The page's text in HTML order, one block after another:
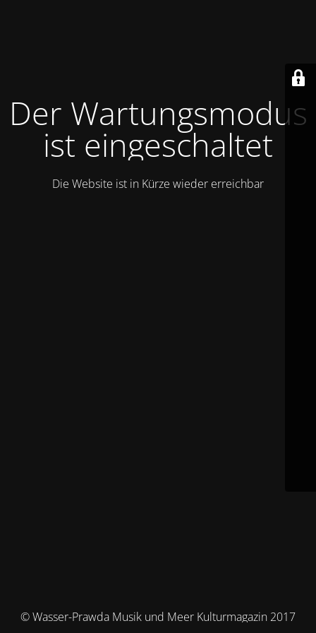
Der Wartungsmodus
ist eingeschaltet
Die Website ist in Kürze wieder erreichbar
© Wasser-Prawda Musik und Meer Kulturmagazin 2017